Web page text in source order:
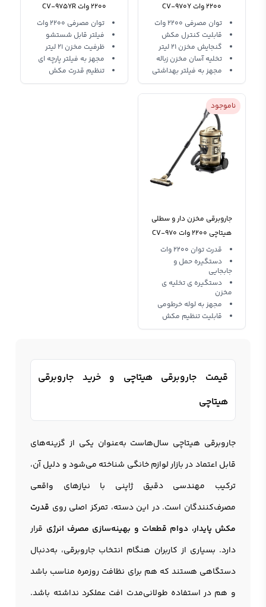
2200 وات CV-970Y
HITACHI Vacuum Cleaner
توان مصرفی 2200 وات
قابلیت کنترل مکش
گنجایش مخزن 21 لیتر
تخلیه آسان مخزن زباله
مجهز به فیلتر بهداشتی
2200 وات CV-975YR
HITACHI Vacuum Cleaner
توان مصرفی 2200 وات
فیلتر قابل شستشو
ظرفیت مخزن 21 لیتر
مجهز به فیلتر پارچه ای
تنظیم قدرت مکش
ناموجود
جاروبرقی مخزن دار و سطلی
هیتاچی 2200 وات CV-970
Yقدرت توان 2200 وات
دستگیره حمل و
جابجایی
دستگیره ی تخلیه ی
مخزن
مجهز به لوله خرطومی
قابلیت تنظیم مکش
قیمت جاروبرقی هیتاچی و خرید جاروبرقی
هیتاچی
جاروبرقی هیتاچی سال‌هاست به‌عنوان یکی از گزینه‌های
قابل اعتماد در بازار لوازم خانگی شناخته می‌شود و دلیل آن،
ترکیب مهندسی دقیق ژاپنی با نیازهای واقعی
مصرف‌کنندگان است. در این دسته، تمرکز اصلی روی قدرت
مکش پایدار، دوام قطعات و بهینه‌سازی مصرف انرژی قرار
دارد. بسیاری از کاربران هنگام انتخاب جاروبرقی، به‌دنبال
دستگاهی هستند که هم برای نظافت روزمره مناسب باشد
و هم در استفاده طولانی‌مدت افت عملکرد نداشته باشد.